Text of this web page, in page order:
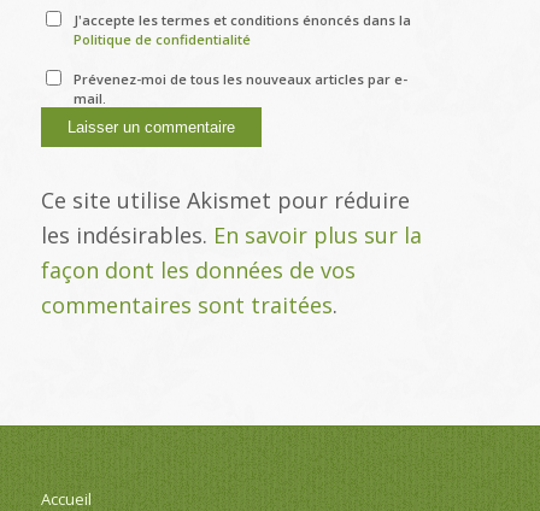
J'accepte les termes et conditions énoncés dans la
Politique de confidentialité
Prévenez-moi de tous les nouveaux articles par e-
mail.
Ce site utilise Akismet pour réduire
les indésirables. En savoir plus sur la
façon dont les données de vos
commentaires sont traitées.
Accueil